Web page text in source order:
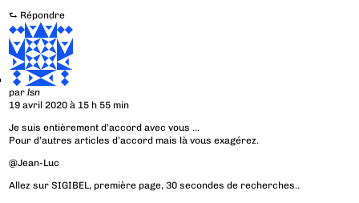
⮑ Répondre
parlsn
19 avril 2020 à 15 h 55 min
Je suis entièrement d’accord avec vous …
Pour d’autres articles d’accord mais là vous exagérez.
@Jean-Luc
Allez sur SIGIBEL, première page, 30 secondes de recherches..